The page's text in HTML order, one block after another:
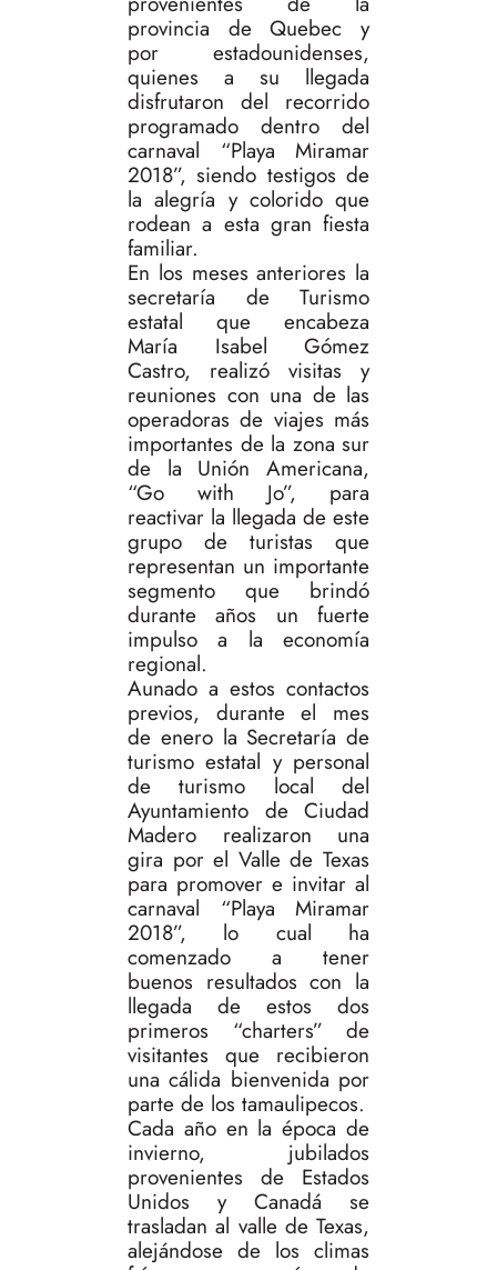
provincia de Quebec y
por estadounidenses,
quienes a su llegada
disfrutaron del recorrido
programado dentro del
carnaval “Playa Miramar
2018”, siendo testigos de
la alegría y colorido que
rodean a esta gran fiesta
familiar.
En los meses anteriores la
secretaría de Turismo
estatal que encabeza
María Isabel Gómez
Castro, realizó visitas y
reuniones con una de las
operadoras de viajes más
importantes de la zona sur
de la Unión Americana,
“Go with Jo”, para
reactivar la llegada de este
grupo de turistas que
representan un importante
segmento que brindó
durante años un fuerte
impulso a la economía
regional.
Aunado a estos contactos
previos, durante el mes
de enero la Secretaría de
turismo estatal y personal
de turismo local del
Ayuntamiento de Ciudad
Madero realizaron una
gira por el Valle de Texas
para promover e invitar al
carnaval “Playa Miramar
2018”, lo cual ha
comenzado a tener
buenos resultados con la
llegada de estos dos
primeros “charters” de
visitantes que recibieron
una cálida bienvenida por
parte de los tamaulipecos.
Cada año en la época de
invierno, jubilados
provenientes de Estados
Unidos y Canadá se
trasladan al valle de Texas,
alejándose de los climas